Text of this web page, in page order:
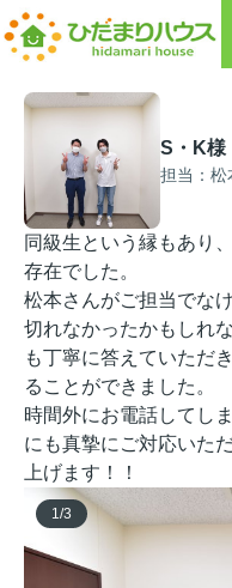
S・K様
担当：松
同級生という縁もあり
存在でした。
松本さんがご担当でな
切れなかったかもしれ
も丁寧に答えていただ
ることができました。
時間外にお電話してし
にも真摯にご対応いた
上げます！！
1/3